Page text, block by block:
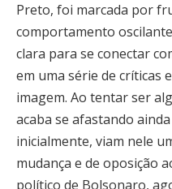
Preto, foi marcada por
comportamento
clara para se conectar
em uma série de críticas
imagem. Ao tentar ser
acaba se afastando
inicialmente, viam nele
mudança e de oposição
político de Bolsonaro,